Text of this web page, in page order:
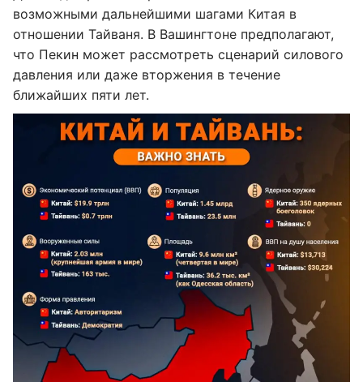
возможными дальнейшими шагами Китая в
отношении Тайваня. В Вашингтоне предполагают,
что Пекин может рассмотреть сценарий силового
давления или даже вторжения в течение
ближайших пяти лет.